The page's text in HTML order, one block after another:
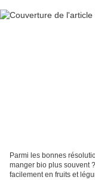
Parmi les bonnes
manger bio plus souvent
facilement en fruits et